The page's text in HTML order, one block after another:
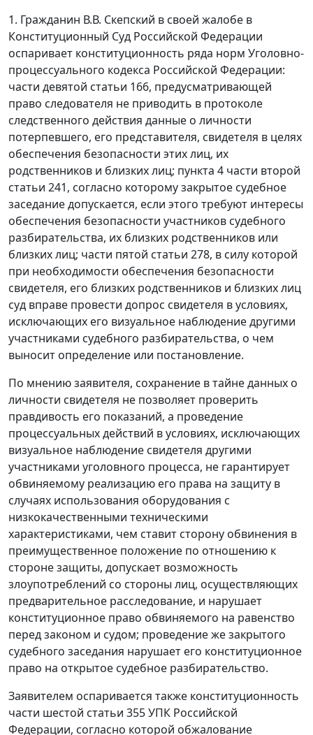
1. Гражданин В.В. Скепский в своей жалобе в
Конституционный Суд Российской Федерации
оспаривает конституционность ряда норм Уголовно-
процессуального кодекса Российской Федерации:
части девятой статьи 166, предусматривающей
право следователя не приводить в протоколе
следственного действия данные о личности
потерпевшего, его представителя, свидетеля в целях
обеспечения безопасности этих лиц, их
родственников и близких лиц; пункта 4 части второй
статьи 241, согласно которому закрытое судебное
заседание допускается, если этого требуют интересы
обеспечения безопасности участников судебного
разбирательства, их близких родственников или
близких лиц; части пятой статьи 278, в силу которой
при необходимости обеспечения безопасности
свидетеля, его близких родственников и близких лиц
суд вправе провести допрос свидетеля в условиях,
исключающих его визуальное наблюдение другими
участниками судебного разбирательства, о чем
выносит определение или постановление.
По мнению заявителя, сохранение в тайне данных о
личности свидетеля не позволяет проверить
правдивость его показаний, а проведение
процессуальных действий в условиях, исключающих
визуальное наблюдение свидетеля другими
участниками уголовного процесса, не гарантирует
обвиняемому реализацию его права на защиту в
случаях использования оборудования с
низкокачественными техническими
характеристиками, чем ставит сторону обвинения в
преимущественное положение по отношению к
стороне защиты, допускает возможность
злоупотреблений со стороны лиц, осуществляющих
предварительное расследование, и нарушает
конституционное право обвиняемого на равенство
перед законом и судом; проведение же закрытого
судебного заседания нарушает его конституционное
право на открытое судебное разбирательство.
Заявителем оспаривается также конституционность
части шестой статьи 355УПК Российской
Федерации, согласно которой обжалование